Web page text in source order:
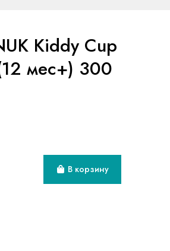
Kiddy Cup
мес+) 300
В корзину